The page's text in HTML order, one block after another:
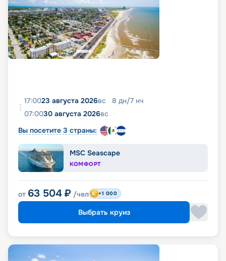
17:0023 августа 2026вс 8 дн/7 нч
07:0030 августа 2026вс
Вы посетите 3 страны:
MSC Seascape
КОМФОРТ
от 63 504 ₽ /чел +1 000
Выбрать круиз